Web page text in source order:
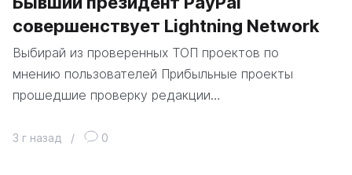
совершенствует Lightning Network
Выбирай из проверенных ТОП проектов по
мнению пользователей Прибыльные проекты
прошедшие проверку редакции…
3 г назад / 0